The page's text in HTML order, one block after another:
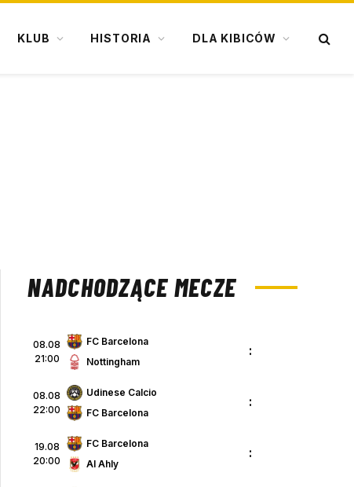
KLUB HISTORIA DLA KIBICÓW
NADCHODZĄCE MECZE
08.08
21:00
FC Barcelona
Nottingham
:
08.08
22:00
Udinese Calcio
FC Barcelona
:
19.08
20:00
FC Barcelona
Al Ahly
: